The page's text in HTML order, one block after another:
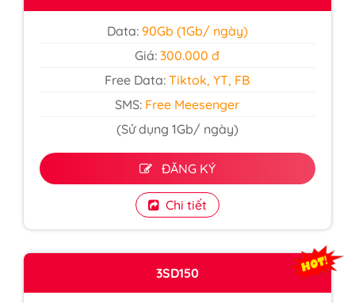
Data:90Gb (1Gb/ ngày)
Giá:300.000 đ
Free Data:Tiktok, YT, FB
SMS: Free Meesenger
(Sử dụng 1Gb/ ngày)
ĐĂNG KÝ
Chi tiết
3SD150